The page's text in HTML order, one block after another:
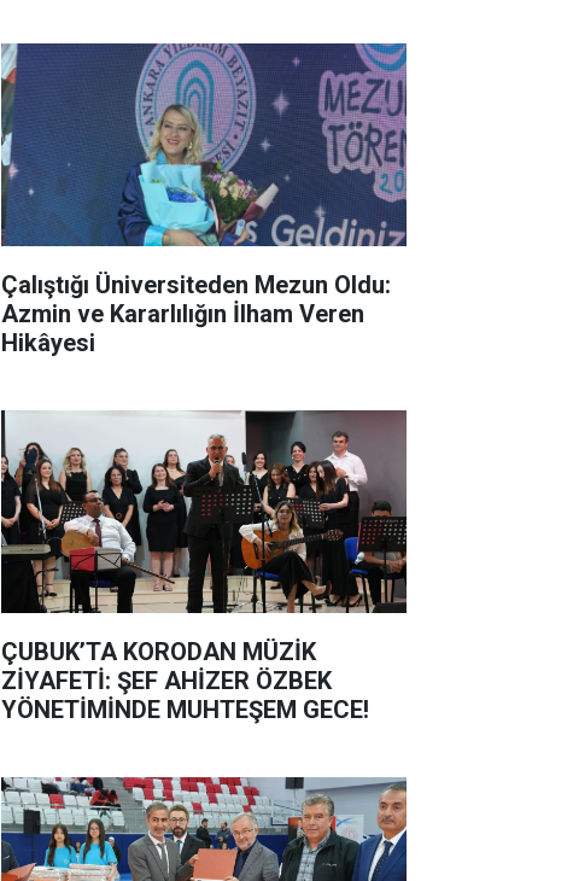
Çalıştığı Üniversiteden Mezun Oldu:
Azmin ve Kararlılığın İlham Veren
Hikâyesi
ÇUBUK’TA KORODAN MÜZİK
ZİYAFETİ: ŞEF AHİZER ÖZBEK
YÖNETİMİNDE MUHTEŞEM GECE!